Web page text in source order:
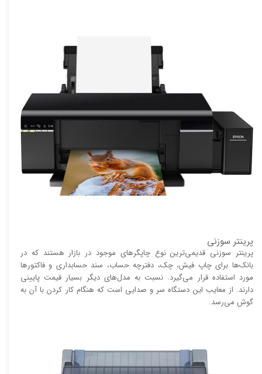
پرینتر سوزنی
پرینتر سوزنی قدیمی‌ترین نوع چاپگر‌های موجود در بازار هستند که در
بانک‌ها برای چاپ فیش، چک، دفترچه حساب، سند حسابداری و فاکتور‌ها
مورد استفاده قرار می‌گیرد. نسبت به مدل‌های دیگر بسیار قیمت پایینی
دارند. از معایب این دستگاه سر و صدایی است که هنگام کار کردن با آن به
گوش می‌رسد.